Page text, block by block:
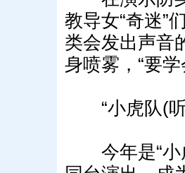
教导女“奇迷”
类会发出声音
身喷雾，“要
“小虎队(听
今年是“小